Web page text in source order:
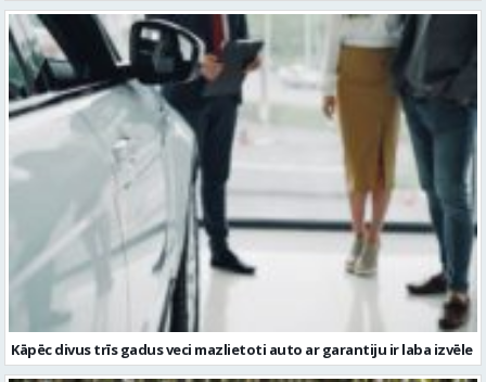
Kāpēc divus trīs gadus veci mazlietoti auto ar garantiju ir laba izvēle